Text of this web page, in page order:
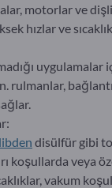
motorlar ve dişli
hızlar ve
uygulamalar
rulmanlar,
disülfür gibi
koşullarda veya
vakum